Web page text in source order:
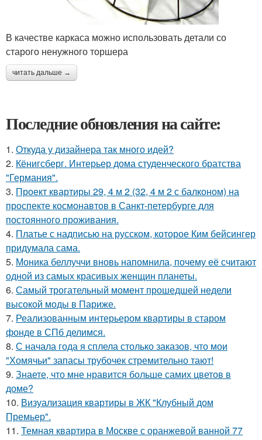
В качестве каркаса можно использовать детали со
старого ненужного торшера
читать дальше →
Последние обновления на сайте:
1. Откуда у дизайнера так много идей?
2. Кёнигсберг. Интерьер дома студенческого братства
"Германия".
3. Проект квартиры 29, 4 м 2 (32, 4 м 2 с балконом) на
проспекте космонавтов в Санкт-петербурге для
постоянного проживания.
4. Платье с надписью на русском, которое Ким бейсингер
придумала сама.
5. Моника беллуччи вновь напомнила, почему её считают
одной из самых красивых женщин планеты.
6. Самый трогательный момент прошедшей недели
высокой моды в Париже.
7. Реализованным интерьером квартиры в старом
фонде в СПб делимся.
8. С начала года я сплела столько заказов, что мои
"Хомячьи" запасы трубочек стремительно тают!
9. Знаете, что мне нравится больше самих цветов в
доме?
10. Визуализация квартиры в ЖК "Клубный дом
Премьер".
11. Темная квартира в Москве с оранжевой ванной 77